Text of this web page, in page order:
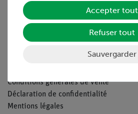
Nach oben
Légal
Conditions générales de vente
Déclaration de confidentialité
Mentions légales
Accepter tout
Refuser tout
Sauvergarder